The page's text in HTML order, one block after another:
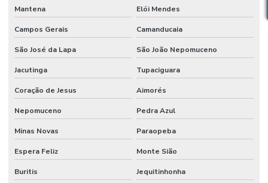
Mantena Elói Mendes
Campos Gerais Camanducaia
São José da Lapa São João Nepomuceno
Jacutinga Tupaciguara
Coração de Jesus Aimorés
Nepomuceno Pedra Azul
Minas Novas Paraopeba
Espera Feliz Monte Sião
Buritis Jequitinhonha